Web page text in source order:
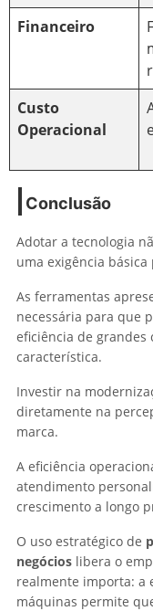
Financeiro
Custo
Operacional
Conclusão
Adotar a tecnologia
uma exigência
As ferramentas
necessária para que
eficiência de grandes
característica.
Investir na
diretamente na
marca.
A eficiência
atendimento
crescimento a longo
O uso estratégico de
negócios libera o
realmente importa: a
máquinas permite